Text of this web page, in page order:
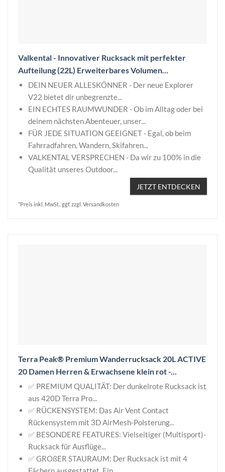
Valkental - Innovativer Rucksack mit perfekter
Aufteilung (22L) Erweiterbares Volumen...
DEIN NEUER ALLESKÖNNER - Der neue Explorer
V22 bietet dir unbegrenzte...
EIN ECHTES RAUMWUNDER - Ob im Alltag oder bei
deinem nächsten Abenteuer, unser...
FÜR JEDE SITUATION GEEIGNET - Egal, ob beim
Fahrradfahren, Wandern, Skifahren...
VALKENTAL VERSPRECHEN - Da wir zu 100% in die
Qualität unseres Outdoor...
JETZT ENTDECKEN
*Preis inkl. MwSt., ggf. zzgl. Versandkosten
Terra Peak® Premium Wanderrucksack 20L ACTIVE
20 Damen Herren & Erwachsene klein rot -...
✅ PREMIUM QUALITÄT: Der dunkelrote Rucksack ist
aus 420D Terra Pro...
✅ RÜCKENSYSTEM: Das Air Vent Contact
Rückensystem mit 3D AirMesh-Polsterung...
✅ BESONDERE FEATURES: Vielseitiger (Multisport)-
Rucksack für Ausflüge...
✅ GROßER STAURAUM: Der Rucksack ist mit 4